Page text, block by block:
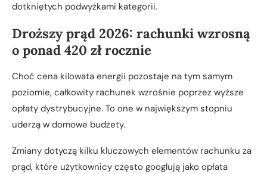
dotkniętych podwyżkami kategorii.
Droższy prąd 2026: rachunki wzrosną
o ponad 420 zł rocznie
Choć cena kilowata energii pozostaje na tym samym
poziomie, całkowity rachunek wzrośnie poprzez wyższe
opłaty dystrybucyjne. To one w największym stopniu
uderzą w domowe budżety.
Zmiany dotyczą kilku kluczowych elementów rachunku za
prąd, które użytkownicy często googlują jako opłata